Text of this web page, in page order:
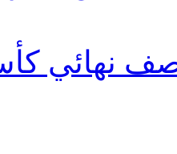
نهائي